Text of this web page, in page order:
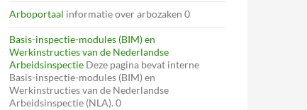
Arboportaal informatie over arbozaken 0
Basis-inspectie-modules (BIM) en
Werkinstructies van de Nederlandse
Arbeidsinspectie Deze pagina bevat interne
Basis-inspectie-modules (BIM) en
Werkinstructies van de Nederlandse
Arbeidsinspectie (NLA). 0